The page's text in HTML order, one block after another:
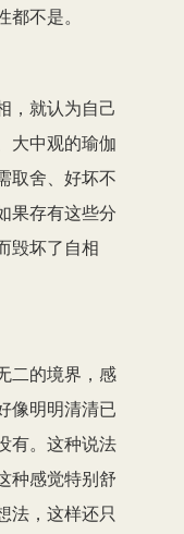
不是。
，就认为自己
大中观的瑜伽
取舍、好坏不
果存有这些分
毁坏了自相
二的境界，感
像明明清清已
有。这种说法
种感觉特别舒
法，这样还只